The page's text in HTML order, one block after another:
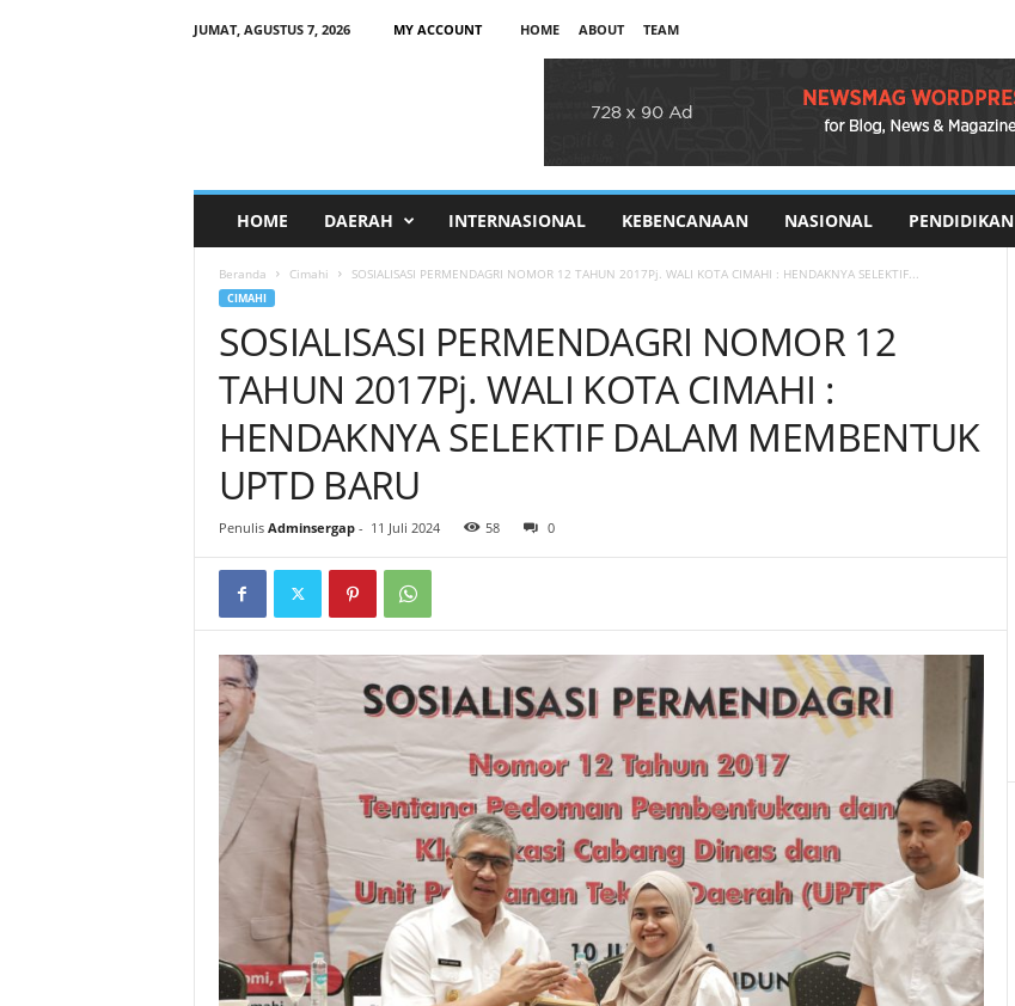
JUMAT, AGUSTUS 7, 2026 MY ACCOUNT HOME ABOUT TEAM
HOME DAERAH INTERNASIONAL KEBENCANAAN NASIONAL PENDIDIKAN
Beranda Cimahi SOSIALISASI PERMENDAGRI NOMOR 12 TAHUN 2017Pj. WALI KOTA CIMAHI : HENDAKNYA SELEKTIF...
CIMAHI
SOSIALISASI PERMENDAGRI NOMOR 12
TAHUN 2017Pj. WALI KOTA CIMAHI :
HENDAKNYA SELEKTIF DALAM MEMBENTUK
UPTD BARU
Penulis Adminsergap- 11 Juli 2024 58 0